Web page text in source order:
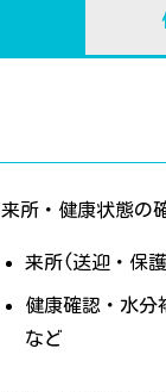
来所・健康状態の
来所(送迎・保
健康確認・水分
など